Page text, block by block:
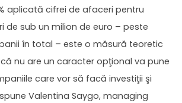
aplicată cifrei de afaceri pentru
de sub un milion de euro – peste
în total – este o măsură teoretic
nu are un caracter opţional va pune
care vor să facă investiţii şi
Valentina Saygo, managing